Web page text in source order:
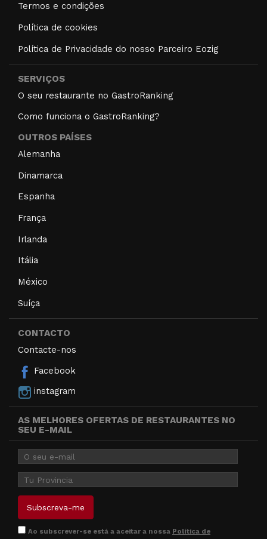
Termos e condições
Política de cookies
Política de Privacidade do nosso Parceiro Eozig
SERVIÇOS
O seu restaurante no GastroRanking
Como funciona o GastroRanking?
OUTROS PAÍSES
Alemanha
Dinamarca
Espanha
França
Irlanda
Itália
México
Suíça
CONTACTO
Contacte-nos
Facebook
instagram
AS MELHORES OFERTAS DE RESTAURANTES NO
SEU E-MAIL
Ao subscrever-se está a aceitar a nossa Política de